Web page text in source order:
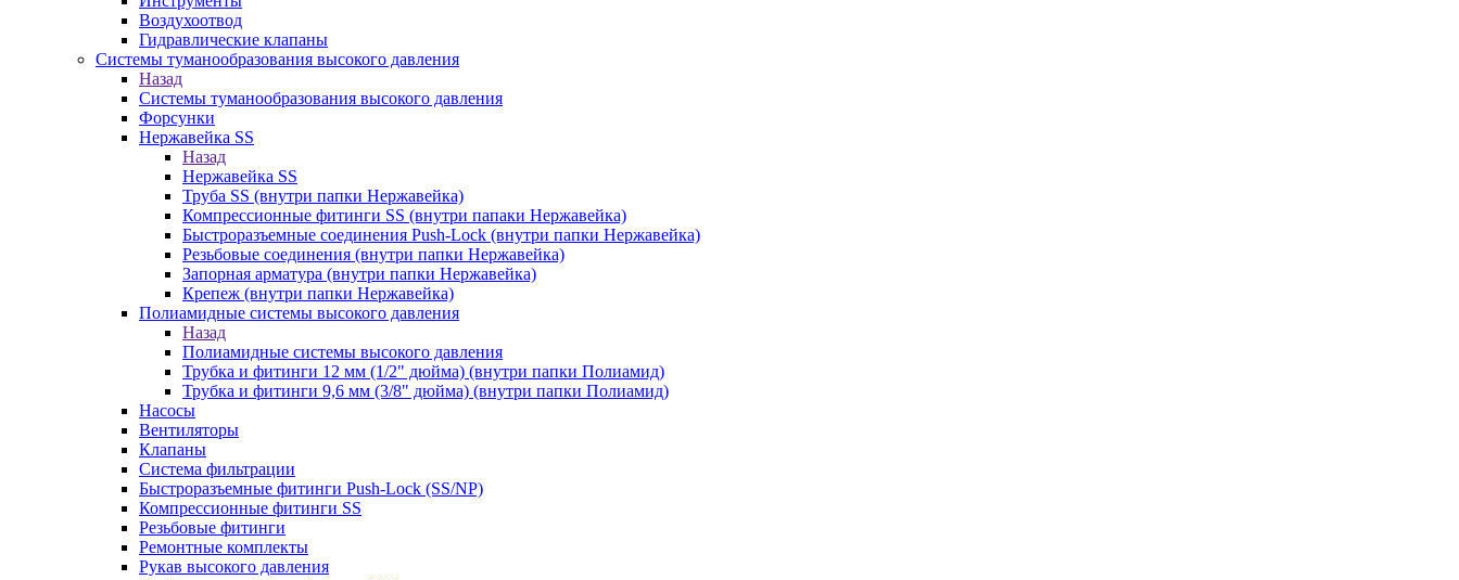
Воздухоотвод
Гидравлические клапаны
Системы туманообразования высокого давления
Назад
Системы туманообразования высокого давления
Форсунки
Нержавейка SS
Назад
Нержавейка SS
Труба SS (внутри папки Нержавейка)
Компрессионные фитинги SS (внутри папаки Нержавейка)
Быстроразъемные соединения Push-Lock (внутри папки Нержавейка)
Резьбовые соединения (внутри папки Нержавейка)
Запорная арматура (внутри папки Нержавейка)
Крепеж (внутри папки Нержавейка)
Полиамидные системы высокого давления
Назад
Полиамидные системы высокого давления
Трубка и фитинги 12 мм (1/2" дюйма) (внутри папки Полиамид)
Трубка и фитинги 9,6 мм (3/8" дюйма) (внутри папки Полиамид)
Насосы
Вентиляторы
Клапаны
Система фильтрации
Быстроразъемные фитинги Push-Lock (SS/NP)
Компрессионные фитинги SS
Резьбовые фитинги
Ремонтные комплекты
Рукав высокого давления